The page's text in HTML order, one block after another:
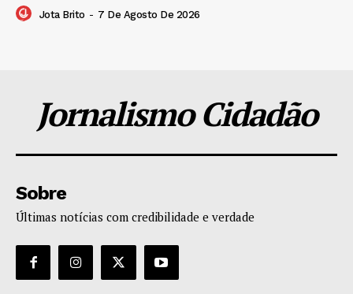
Jota Brito - 7 De Agosto De 2026
Jornalismo Cidadão
Sobre
Últimas notícias com credibilidade e verdade